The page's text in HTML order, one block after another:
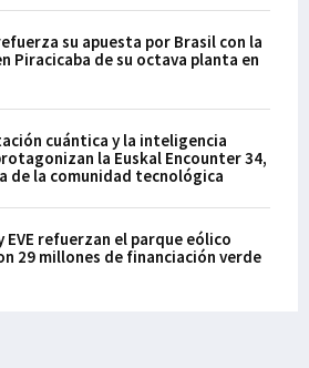
su apuesta por Brasil con la
Piracicaba de su octava planta en
cuántica y la inteligencia
la Euskal Encounter 34,
de la comunidad tecnológica
EVE refuerzan el parque eólico
29 millones de financiación verde